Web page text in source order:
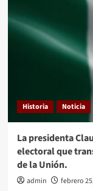
Historia Noticia
La presidenta
electoral que
de la Unión.
admin febrero